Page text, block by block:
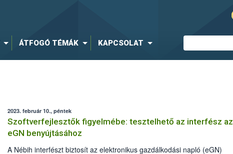
ÁTFOGÓ TÉMÁK KAPCSOLAT
2023. február 10., péntek
Szoftverfejlesztők figyelmébe: tesztelhető az interfész az
eGN benyújtásához
A Nébih interfészt biztosít az elektronikus gazdálkodási napló (eGN)